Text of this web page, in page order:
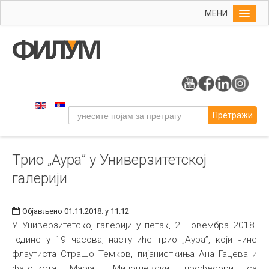
МЕНИ
Упис
Уметност
Музичка уметност
Примењена и ликовна уметност
Издаваштво
Библиотека
Студенти
Претражи
Трио „Аура” у Универзитетској
галерији
Објављено 01.11.2018. у 11:12
У Универзитетској галерији у петак, 2. новембра 2018.
године у 19 часова, наступиће трио „Аура”, који чине
флаутиста Страшо Темков, пијанисткиња Ана Гацева и